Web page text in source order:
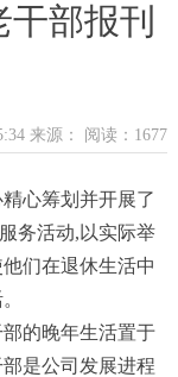
部报刊
来源： 阅读：1677
心筹划并开展了
务活动,以实际举
们在退休生活中
的晚年生活置于
是公司发展进程